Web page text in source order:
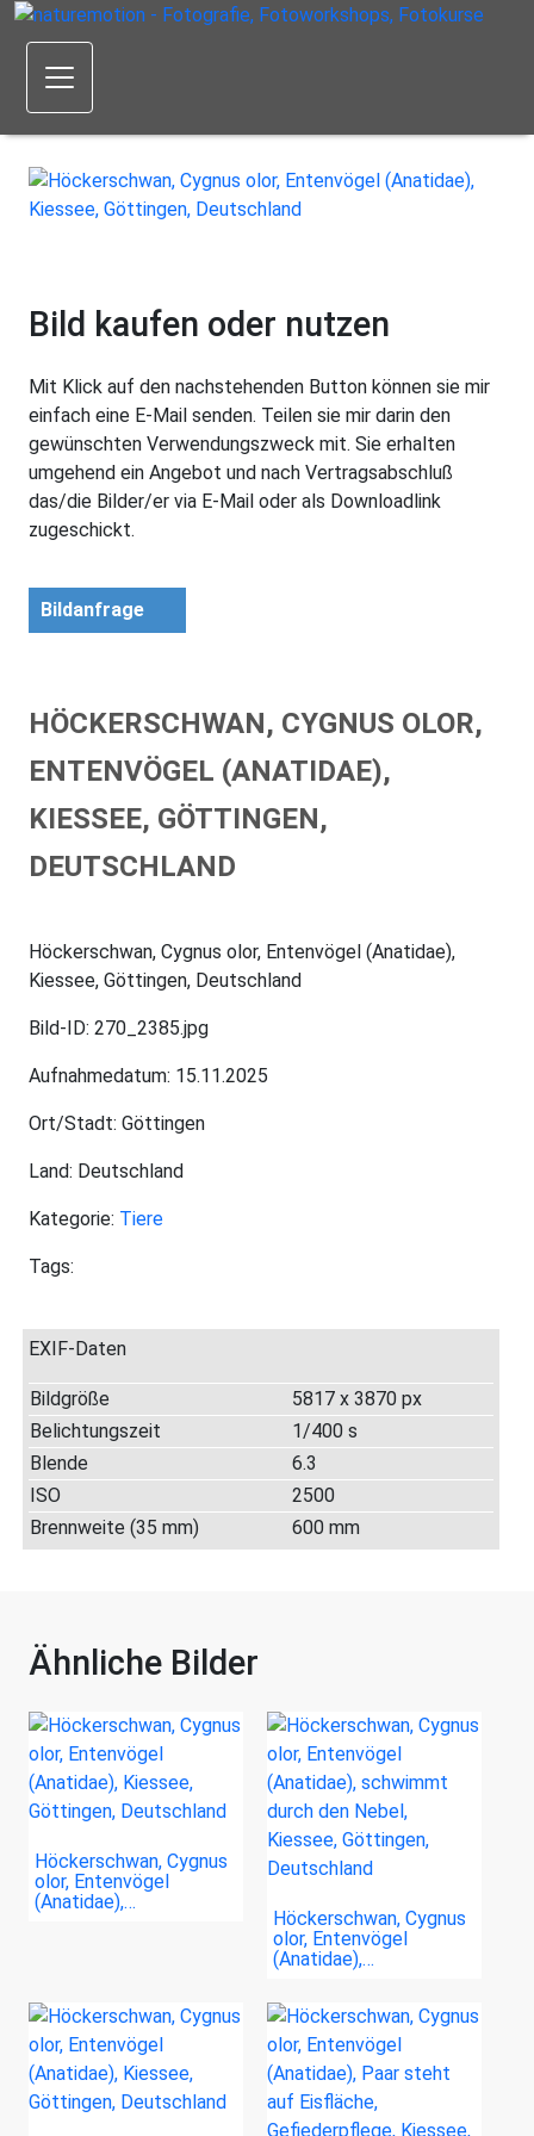
Bild kaufen oder nutzen
Mit Klick auf den nachstehenden Button können sie mir
einfach eine E-Mail senden. Teilen sie mir darin den
gewünschten Verwendungszweck mit. Sie erhalten
umgehend ein Angebot und nach Vertragsabschluß
das/die Bilder/er via E-Mail oder als Downloadlink
zugeschickt.
Bildanfrage
HÖCKERSCHWAN, CYGNUS OLOR,
ENTENVÖGEL (ANATIDAE),
KIESSEE, GÖTTINGEN,
DEUTSCHLAND
Höckerschwan, Cygnus olor, Entenvögel (Anatidae),
Kiessee, Göttingen, Deutschland
Bild-ID: 270_2385.jpg
Aufnahmedatum: 15.11.2025
Ort/Stadt: Göttingen
Land: Deutschland
Kategorie: Tiere
Tags:
EXIF-Daten
Bildgröße
5817 x 3870 px
Belichtungszeit
1/400 s
Blende
6.3
ISO
2500
Brennweite (35 mm)
600 mm
Ähnliche Bilder
Höckerschwan, Cygnus
olor, Entenvögel
(Anatidae),…
Höckerschwan, Cygnus
olor, Entenvögel
(Anatidae),…